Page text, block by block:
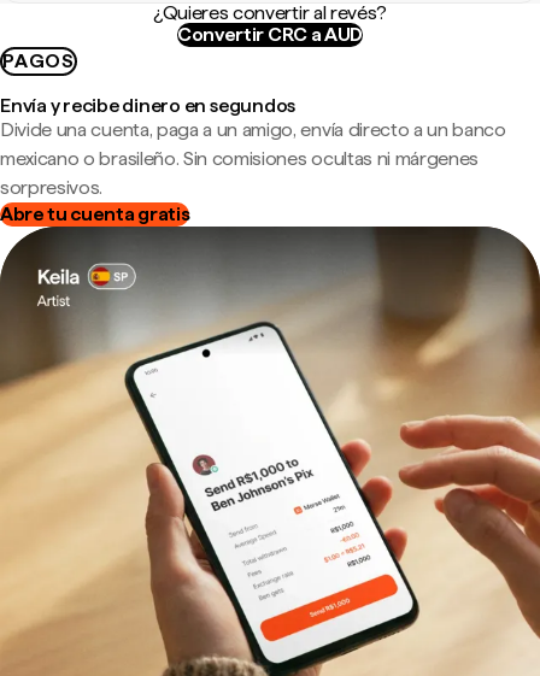
¿Quieres convertir al revés?
Convertir CRC a AUD
PAGOS
Envía y recibe dinero en segundos
Divide una cuenta, paga a un amigo, envía directo a un banco
mexicano o brasileño. Sin comisiones ocultas ni márgenes
sorpresivos.
Abre tu cuenta gratis